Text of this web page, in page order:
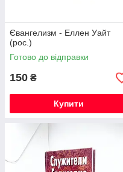
Євангелизм - Еллен Уайт
(рос.)
Готово до відправки
150 ₴
Купити